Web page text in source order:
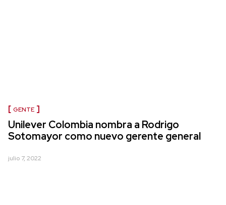
GENTE
Unilever Colombia nombra a Rodrigo
Sotomayor como nuevo gerente general
julio 7, 2022